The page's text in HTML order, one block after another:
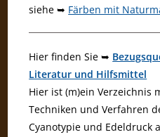
siehe ➥ Färben mit
Hier finden Sie ➥
Literatur und Hilfsmittel
Hier ist (m)ein Verzeichnis
Techniken und Verfahren
Cyanotypie und Edeldruck